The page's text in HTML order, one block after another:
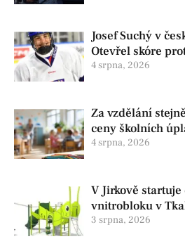
Josef Suchý v
Otevřel skóre
Hlinka Gretzky
4 srpna, 2026
Za vzdělání
ceny školních
4 srpna, 2026
V Jirkově
vnitrobloku v
3 srpna, 2026